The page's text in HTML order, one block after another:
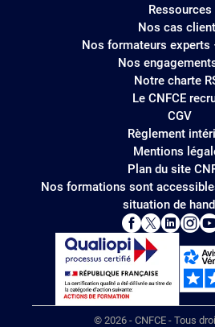
Ressources
Nos cas
Nos formateurs experts
Nos
Notre charte
Le CNFCE
CGV
Règlement
Mentions
Plan du site
Nos formations sont
situation de
© 2026 - CNFCE - Tous